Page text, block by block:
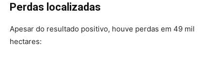
Perdas localizadas
Apesar do resultado positivo, houve perdas em 49 mil
hectares: